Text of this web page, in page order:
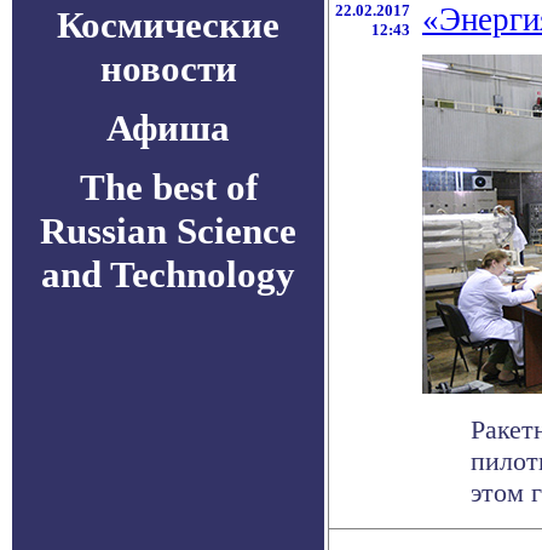
Космические
новости
Афиша
The best of
Russian Science
and Technology
22.02.2017
12:43
этом